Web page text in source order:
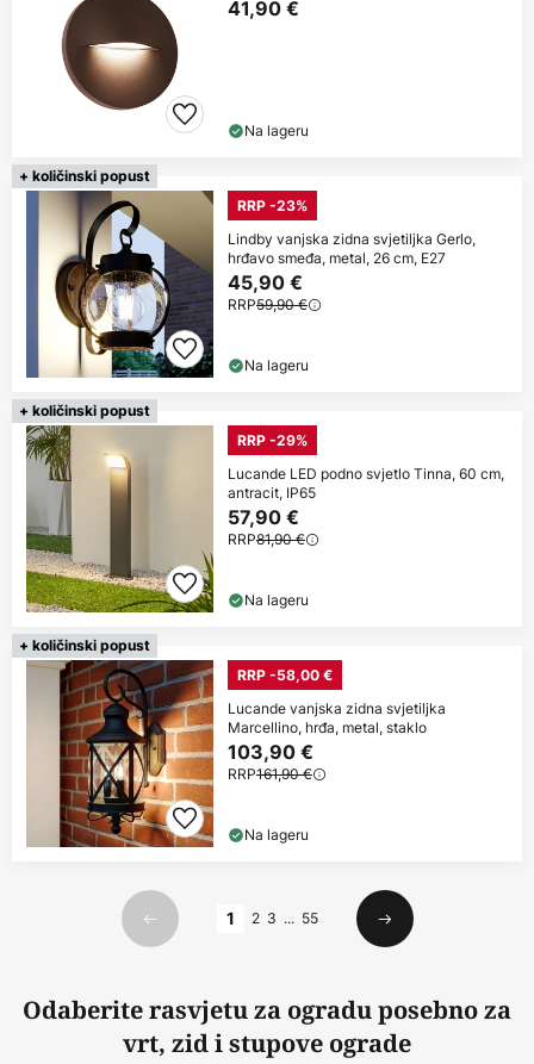
41,90 €
Na lageru
+ količinski popust
RRP -23%
Lindby vanjska zidna svjetiljka Gerlo,
hrđavo smeđa, metal, 26 cm, E27
45,90 €
RRP59,90 €
Na lageru
+ količinski popust
RRP -29%
Lucande LED podno svjetlo Tinna, 60 cm,
antracit, IP65
57,90 €
RRP81,90 €
Na lageru
+ količinski popust
RRP -58,00 €
Lucande vanjska zidna svjetiljka
Marcellino, hrđa, metal, staklo
103,90 €
RRP161,90 €
Na lageru
Prethodno
1 2 3 ... 55
Sljedeći
Odaberite rasvjetu za ogradu posebno za
vrt, zid i stupove ograde